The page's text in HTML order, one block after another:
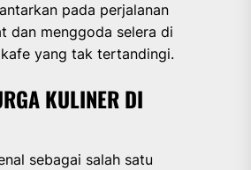
pada perjalanan
dan menggoda selera di
yang tak tertandingi.
KULINER DI
sebagai salah satu